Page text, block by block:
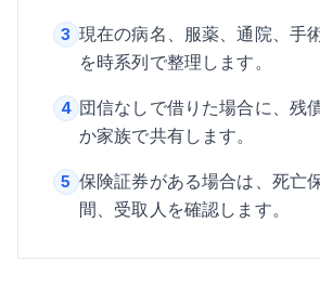
3 現在の病名、服薬、通院、手
を時系列で整理します。
4 団信なしで借りた場合に、残
か家族で共有します。
5 保険証券がある場合は、死亡
間、受取人を確認します。